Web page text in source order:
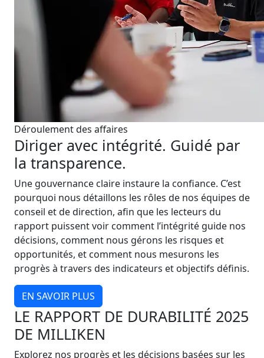
Déroulement des affaires
Diriger avec intégrité. Guidé par
la transparence.
Une gouvernance claire instaure la confiance. C’est
pourquoi nous détaillons les rôles de nos équipes de
conseil et de direction, afin que les lecteurs du
rapport puissent voir comment l’intégrité guide nos
décisions, comment nous gérons les risques et
opportunités, et comment nous mesurons les
progrès à travers des indicateurs et objectifs définis.
EN SAVOIR PLUS
LE RAPPORT DE DURABILITÉ 2025
DE MILLIKEN
Explorez nos progrès et les décisions basées sur les